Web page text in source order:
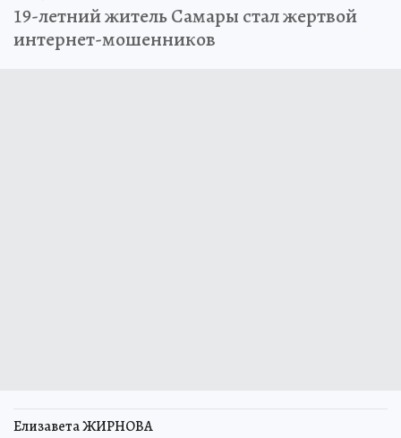
19-летний житель Самары стал жертвой
интернет-мошенников
Елизавета ЖИРНОВА